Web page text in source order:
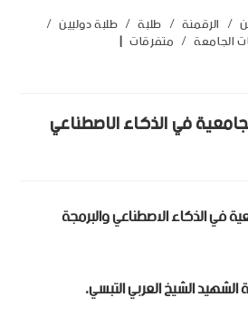
/ الرقمنة / طلبة / طلبة دوليين /
الجامعة / متفرقات
في الذكاء الاصطناعي
في الذكاء الاصطناعي والبرمجة
الشيخ العربي التبسي،